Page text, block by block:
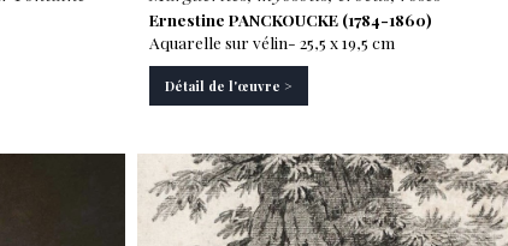
Ernestine PANCKOUCKE (1784-1860)
Aquarelle sur vélin- 25,5 x 19,5 cm
Détail de l'œuvre >